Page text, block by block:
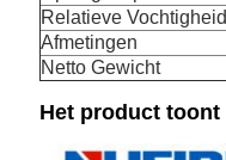
Relatieve Vochtigheid
Afmetingen
Netto Gewicht
Het product toont